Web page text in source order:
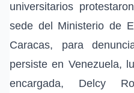
universitarios
sede del Ministerio de
Caracas, para
persiste en Venezuela,
encargada, Delcy